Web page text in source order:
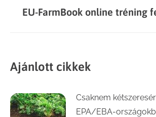
Next
EU-FarmBook online tréning
Ajánlott cikkek
Csaknem
EPA/EBA-